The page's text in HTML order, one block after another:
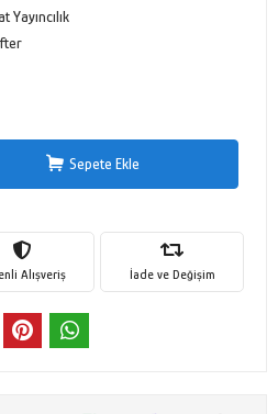
Sepete Ekle
Alışveriş İade ve Değişim